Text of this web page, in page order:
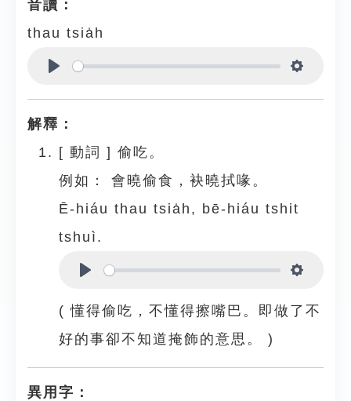
音讀：
thau tsia̍h
解釋：
[ 動詞 ] 偷吃。
例如：
會曉偷食，袂曉拭喙。
Ē-hiáu thau tsia̍h, bē-hiáu tshit
tshuì.
( 懂得偷吃，不懂得擦嘴巴。即做了不
好的事卻不知道掩飾的意思。 )
異用字：